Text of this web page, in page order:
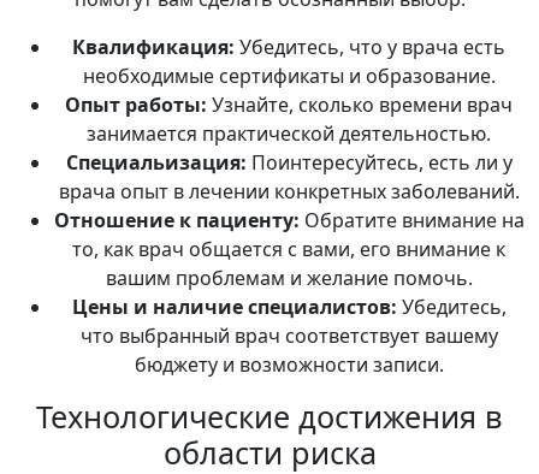
Квалификация: Убедитесь, что у врача есть
необходимые сертификаты и образование.
Опыт работы: Узнайте, сколько времени врач
занимается практической деятельностью.
Специальизация: Поинтересуйтесь, есть ли у
врача опыт в лечении конкретных заболеваний.
Отношение к пациенту: Обратите внимание на
то, как врач общается с вами, его внимание к
вашим проблемам и желание помочь.
Цены и наличие специалистов: Убедитесь,
что выбранный врач соответствует вашему
бюджету и возможности записи.
Технологические достижения в
области риска